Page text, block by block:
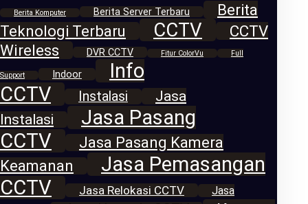
Berita Komputer Berita Server Terbaru
Berita
Teknologi Terbaru
CCTV
CCTV
Wireless
DVR CCTV Fitur ColorVu Full
Support Indoor
Info
CCTV
Instalasi
Jasa
Instalasi
Jasa Pasang
CCTV
Jasa Pasang Kamera
Keamanan
Jasa Pemasangan
CCTV
Jasa Relokasi CCTV
Jasa